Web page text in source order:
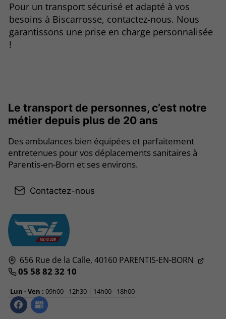
Pour un transport sécurisé et adapté à vos
besoins à Biscarrosse, contactez-nous. Nous
garantissons une prise en charge personnalisée
!
656 Rue de la Calle, 40160 PARENTIS-EN-BORN
05 58 82 32 10
Lun - Ven : 09h00 - 12h30 | 14h00 - 18h00
Le transport de personnes, c’est notre
métier depuis plus de 20 ans
Des ambulances bien équipées et parfaitement
entretenues pour vos déplacements sanitaires à
Parentis-en-Born et ses environs.
Contactez-nous